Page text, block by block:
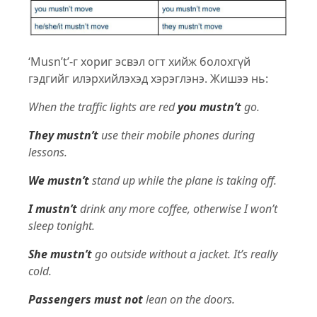
‘Musn’t’-г хориг эсвэл огт хийж болохгүй
гэдгийг илэрхийлэхэд хэрэглэнэ. Жишээ нь:
When the traffic lights are redyou mustn’tgo.
They mustn’t use their mobile phones during
lessons.
We mustn’tstand up while the plane is taking off.
I mustn’tdrink any more coffee, otherwise I won’t
sleep tonight.
She mustn’tgo outside without a jacket. It’s really
cold.
Passengers must notlean on the doors.